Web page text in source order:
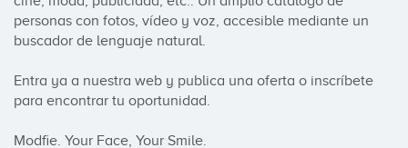
personas con fotos, vídeo y voz, accesible mediante un
buscador de lenguaje natural.
Entra ya a nuestra web y publica una oferta o inscríbete
para encontrar tu oportunidad.
Modfie. Your Face, Your Smile.